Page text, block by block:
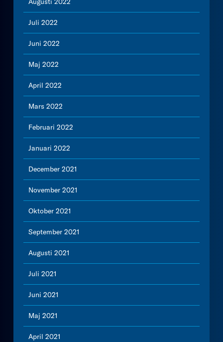
Juli 2022
Juni 2022
Maj 2022
April 2022
Mars 2022
Februari 2022
Januari 2022
December 2021
November 2021
Oktober 2021
September 2021
Augusti 2021
Juli 2021
Juni 2021
Maj 2021
April 2021